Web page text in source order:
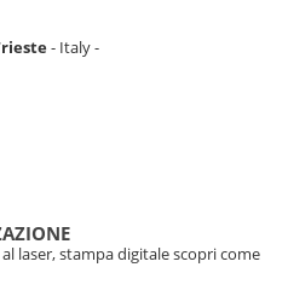
- Italy -
laser, stampa digitale scopri come